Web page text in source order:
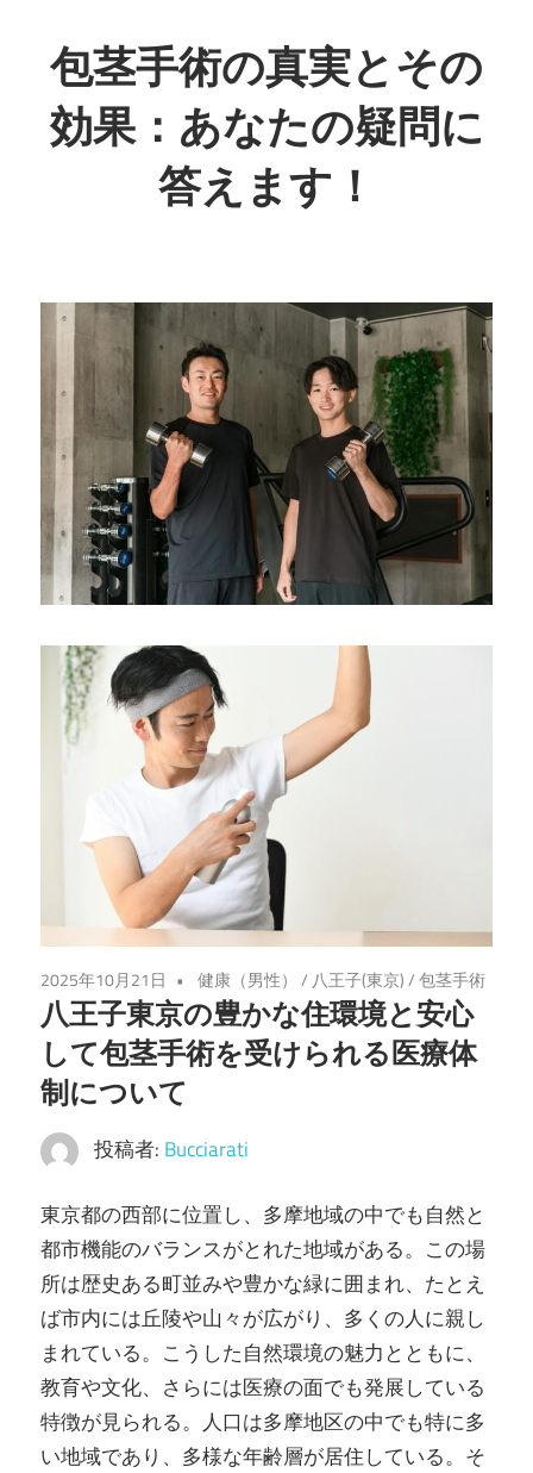
ン
ン
ツ
包茎手術の真実とその
効果：あなたの疑問に
答えます！
を
す
た
め
の
第
一
歩、
変
る
お
手
伝
い
を
し
ま
す！
2025年10月21日 健康（男性） / 八王子(東京)/包茎手術
八王子東京の豊かな住環境と安心
して包茎手術を受けられる医療体
制について
投稿者: Bucciarati
東京都の西部に位置し、多摩地域の中でも自然と
都市機能のバランスがとれた地域がある。 この場
所は歴史ある町並みや豊かな緑に囲まれ、たとえ
ば市内には丘陵や山々が広がり、多くの人に親し
まれている。こうした自然環境の魅力とともに、
教育や文化、さらには医療の面でも発展している
特徴が見られる。人口は多摩地区の中でも特に多
い地域であり、多様な年齢層が居住している。そ